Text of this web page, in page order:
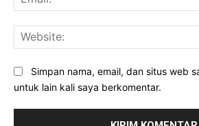
Simpan nama, email, dan situs web
untuk lain kali saya berkomentar.